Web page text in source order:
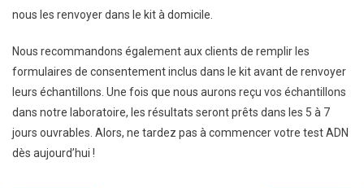
nous les renvoyer dans le kit à domicile.
Nous recommandons également aux clients de remplir les
formulaires de consentement inclus dans le kit avant de renvoyer
leurs échantillons. Une fois que nous aurons reçu vos échantillons
dans notre laboratoire, les résultats seront prêts dans les 5 à 7
jours ouvrables. Alors, ne tardez pas à commencer votre test ADN
dès aujourd’hui !